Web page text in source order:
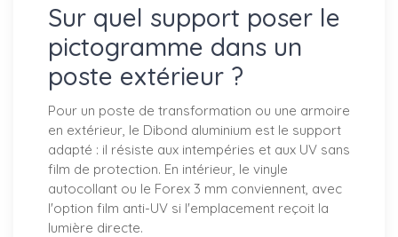
Sur quel support poser le
pictogramme dans un
poste extérieur ?
Pour un poste de transformation ou une armoire
en extérieur, le Dibond aluminium est le support
adapté : il résiste aux intempéries et aux UV sans
film de protection. En intérieur, le vinyle
autocollant ou le Forex 3 mm conviennent, avec
l'option film anti-UV si l'emplacement reçoit la
lumière directe.